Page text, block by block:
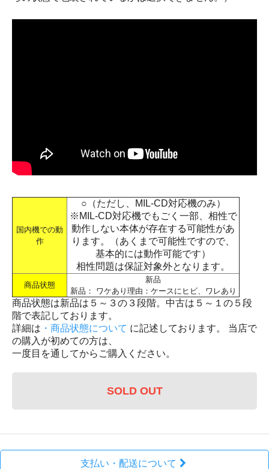
国内機での動
作
○（ただし、MIL-CD対応機のみ）
※MIL-CD対応機でもごく一部、相性で
動作しない本体が存在する可能性があ
ります。（あくまで可能性ですので、
基本的には動作可能です）
相性問題は保証対象外となります。
商品状態
新品
新品： ワケあり理由：ケースにヒビ、ワレあり
商品状態は新品は５～３の３段階。中古は５～１の５段
階で表記しております。
詳細は ・商品状態について に記述しております。 当店で
の購入が初めての方は、
一度目を通してからご購入ください。
SOLD OUT
支払い・配送について